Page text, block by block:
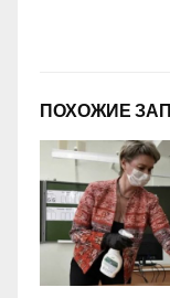
ПОХОЖИЕ